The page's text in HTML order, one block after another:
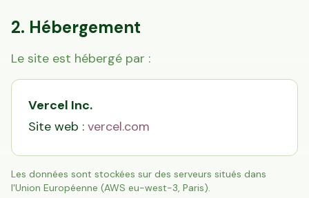
2. Hébergement
Le site est hébergé par :
Vercel Inc.
Site web : vercel.com
Les données sont stockées sur des serveurs situés dans
l'Union Européenne (AWS eu-west-3, Paris).